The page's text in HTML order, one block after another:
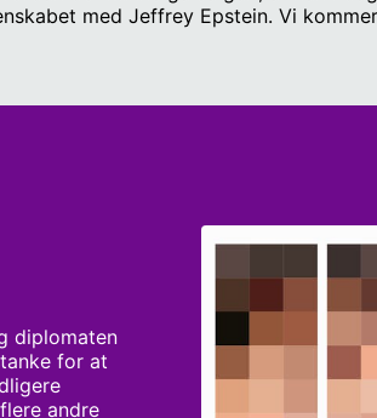
med Jeffrey Epstein. Vi
Andrew deler fortrolig info
diplomaten
for at
andre